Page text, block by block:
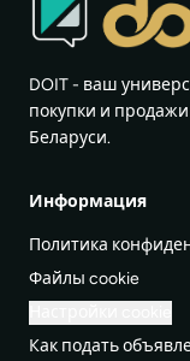
DOIT - ваш
покупки и продажи
Беларуси.
Информация
Политика
Файлы cookie
Как подать